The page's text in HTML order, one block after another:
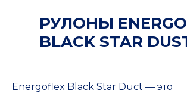
РУЛОНЫ
BLACK STAR
Energoflex Black Star Duct — это